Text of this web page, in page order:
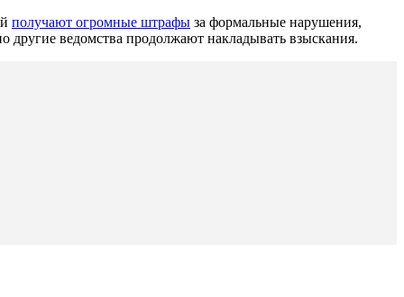
получают огромные штрафы за формальные нарушения,
другие ведомства продолжают накладывать взыскания.